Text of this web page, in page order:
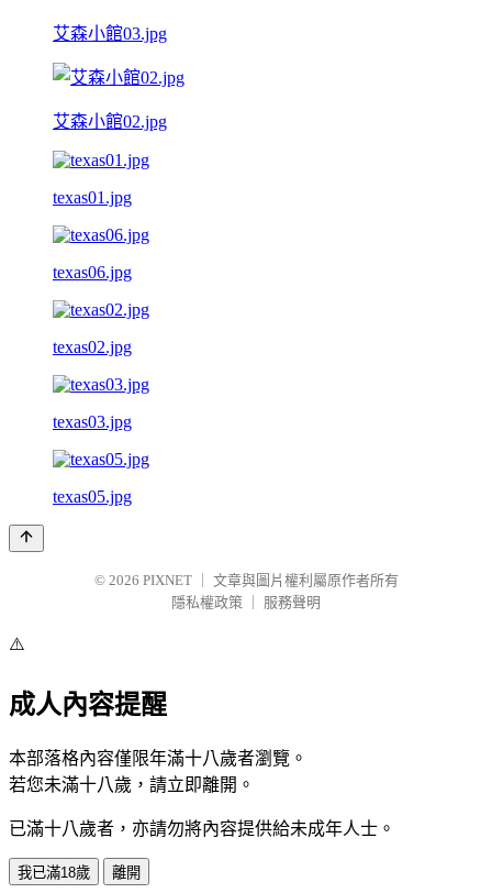
艾森小館03.jpg
艾森小館02.jpg
texas01.jpg
texas06.jpg
texas02.jpg
texas03.jpg
texas05.jpg
© 2026 PIXNET
文章與圖片權利屬原作者所有
隱私權政策
服務聲明
⚠️
成人內容提醒
本部落格內容僅限年滿十八歲者瀏覽。
若您未滿十八歲，請立即離開。
已滿十八歲者，亦請勿將內容提供給未成年人士。
我已滿18歲 離開